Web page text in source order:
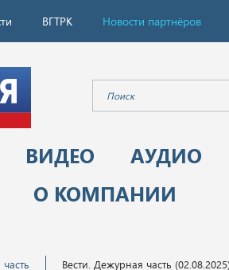
ВГТРК Новости партнёров
ВИДЕО
АУДИО
О КОМПАНИИ
Вести. Дежурная часть